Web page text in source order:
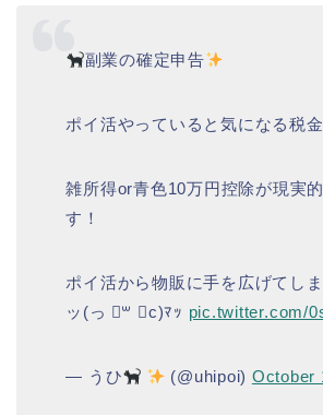
副業の確定申告
ポイ活やっていると気になる税
雑所得or青色10万円控除が現実
す！
ポイ活から物販に手を広げてし
ッ(っ ॑꒳ ॑c)ﾏｯ pic.twitter.com/
— うひ (@uhipoi) October